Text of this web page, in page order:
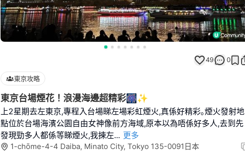
49 0
東京攻略
東京台場煙花！浪漫海邊超精彩🎆✨
上2星期去左東京,專程入台場睇左場彩虹煙火,真係好精彩｡煙火發射地
點位於台場海濱公園自由女神像前方海域,原本以為唔係好多人,去到先
發現勁多人都係等睇煙火,我揀左... 更多
1-chōme-4-4 Daiba, Minato City, Tokyo 135-0091日本